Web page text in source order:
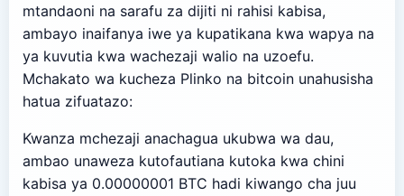
mtandaoni na sarafu za dijiti ni rahisi kabisa,
ambayo inaifanya iwe ya kupatikana kwa wapya na
ya kuvutia kwa wachezaji walio na uzoefu.
Mchakato wa kucheza Plinko na bitcoin unahusisha
hatua zifuatazo:
Kwanza mchezaji anachagua ukubwa wa dau,
ambao unaweza kutofautiana kutoka kwa chini
kabisa ya 0.00000001 BTC hadi kiwango cha juu